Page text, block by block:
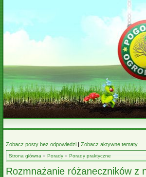
Zobacz posty bez odpowiedzi | Zobacz aktywne tematy
Strona główna » Porady » Porady praktyczne
Rozmnażanie różaneczników z